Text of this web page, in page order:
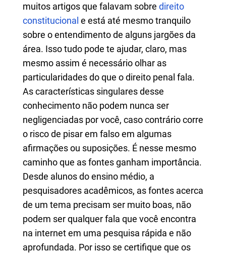
muitos artigos que falavam sobre direito
constitucional e está até mesmo tranquilo
sobre o entendimento de alguns jargões da
área. Isso tudo pode te ajudar, claro, mas
mesmo assim é necessário olhar as
particularidades do que o direito penal fala.
As características singulares desse
conhecimento não podem nunca ser
negligenciadas por você, caso contrário corre
o risco de pisar em falso em algumas
afirmações ou suposições. É nesse mesmo
caminho que as fontes ganham importância.
Desde alunos do ensino médio, a
pesquisadores acadêmicos, as fontes acerca
de um tema precisam ser muito boas, não
podem ser qualquer fala que você encontra
na internet em uma pesquisa rápida e não
aprofundada. Por isso se certifique que os